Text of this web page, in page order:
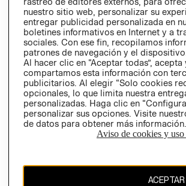
nuestro sitio web, personalizar su
entregar publicidad personalizada en
boletines informativos en Internet y a
sociales. Con ese fin, recopilamos
patrones de navegación y el dispositivo.
Al hacer clic en “Aceptar todas”,
compartamos esta información con
publicitarios. Al elegir “Solo cookies
opcionales, lo que limita nuestra
personalizadas. Haga clic en
personalizar sus opciones. Visite
de datos para obtener más información.
Aviso de cookies y